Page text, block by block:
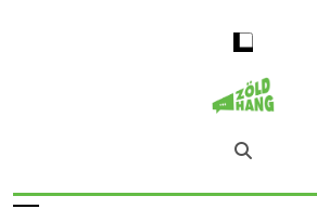
Zöld
Zöld Hang –
Fenntarthatóság,